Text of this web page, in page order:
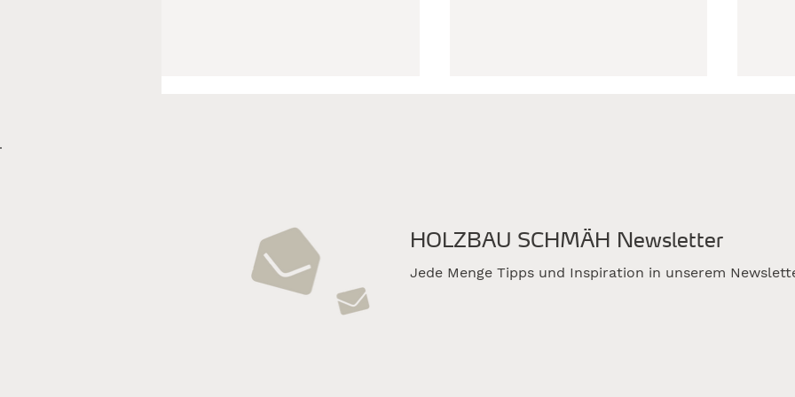
DEINE ZUKUNFT bei
Holzbau Schmäh als
Zimmerer- oder
Ausgezeichneter
Firmenneubau:
HOLZBAU SCHMÄH Newsletter
Jede Menge Tipps und Inspiration in unserem